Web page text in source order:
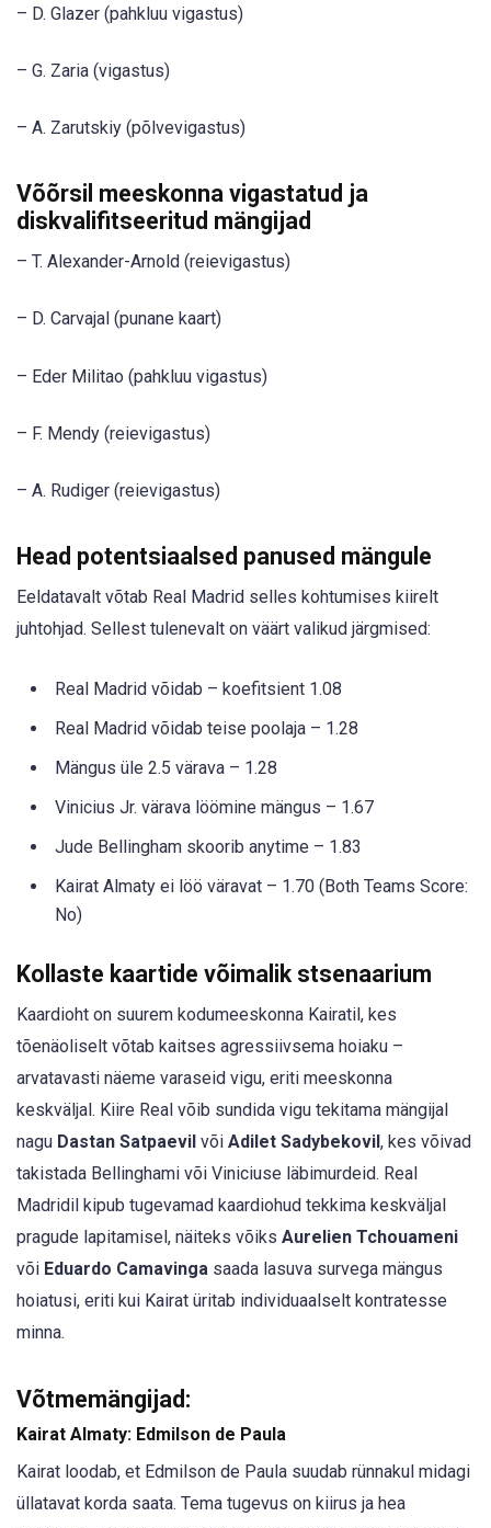
– D. Glazer (pahkluu vigastus)
– G. Zaria (vigastus)
– A. Zarutskiy (põlvevigastus)
Võõrsil meeskonna vigastatud ja
diskvalifitseeritud mängijad
– T. Alexander-Arnold (reievigastus)
– D. Carvajal (punane kaart)
– Eder Militao (pahkluu vigastus)
– F. Mendy (reievigastus)
– A. Rudiger (reievigastus)
Head potentsiaalsed panused mängule
Eeldatavalt võtab Real Madrid selles kohtumises kiirelt
juhtohjad. Sellest tulenevalt on väärt valikud järgmised:
Real Madrid võidab – koefitsient 1.08
Real Madrid võidab teise poolaja – 1.28
Mängus üle 2.5 värava – 1.28
Vinicius Jr. värava löömine mängus – 1.67
Jude Bellingham skoorib anytime – 1.83
Kairat Almaty ei löö väravat – 1.70 (Both Teams Score:
No)
Kollaste kaartide võimalik stsenaarium
Kaardioht on suurem kodumeeskonna Kairatil, kes
tõenäoliselt võtab kaitses agressiivsema hoiaku –
arvatavasti näeme varaseid vigu, eriti meeskonna
keskväljal. Kiire Real võib sundida vigu tekitama mängijal
nagu Dastan Satpaevil või Adilet Sadybekovil , kes võivad
takistada Bellinghami või Viniciuse läbimurdeid. Real
Madridil kipub tugevamad kaardiohud tekkima keskväljal
pragude lapitamisel, näiteks võiks Aurelien Tchouameni
või Eduardo Camavinga saada lasuva survega mängus
hoiatusi, eriti kui Kairat üritab individuaalselt kontratesse
minna.
Võtmemängijad:
Kairat Almaty: Edmilson de Paula
Kairat loodab, et Edmilson de Paula suudab rünnakul midagi
üllatavat korda saata. Tema tugevus on kiirus ja hea